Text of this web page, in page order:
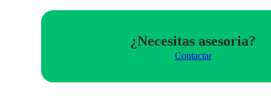
¿Necesitas asesoria?
Contactar